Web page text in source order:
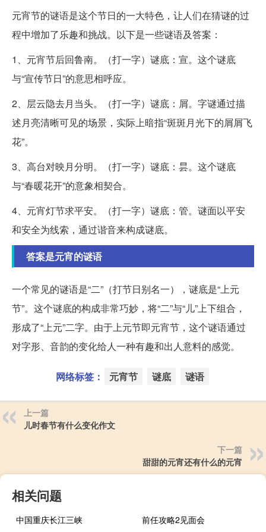
元宵节的谜语是这个节日的一大特色，让人们在猜谜的过
程中增加了乐趣和挑战。以下是一些谜语及答案：
1、元宵节后回鲁南。（打一字）谜底：宣。这个谜底
与“宣传节日”的意思相呼应。
2、层云隐去月当头。（打一字）谜底：屑。字谜通过描
述月亮清晰可见的场景，实际上暗指“斑斑月光下的屑屑飞
花”。
3、高台对映月分明。（打一字）谜底：昙。这个谜底
与“春暖花开”的意象相契合。
4、元宵灯节求平安。（打一字）谜底：管。谜面以平安
和安全为线索，通过谐音来构成谜底。
答案是元宵的谜语
一个常见的谜语是“二”（打节日别名一），谜底是“上元
节”。这个谜底的构成非常巧妙，将“二”与“儿”上下组合，
形成了“上元”二字。由于上元节即元宵节，这个谜语通过
对字形、音韵的变化给人一种有趣和出人意料的感觉。
网络标签： 元宵节 谜底 谜语
上一篇
儿时春节有什么变化作文
下一篇
甜甜的元宵还有什么的元宵
相关问题
中国重庆长江三峡
前任攻略2见面会